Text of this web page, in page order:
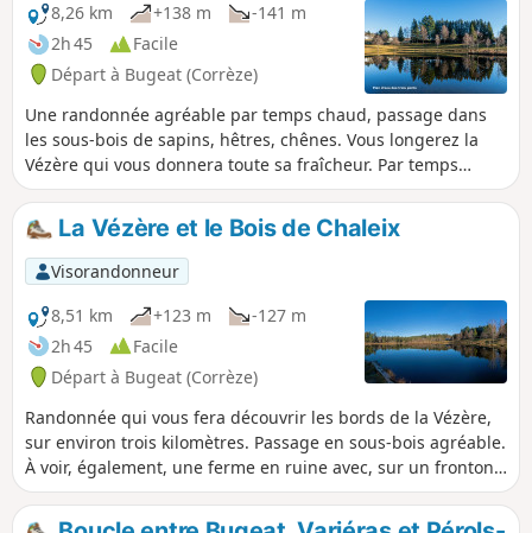
8,26 km
+138 m
-141 m
2h 45
Facile
Départ à Bugeat (Corrèze)
Une randonnée agréable par temps chaud, passage dans
les sous-bois de sapins, hêtres, chênes. Vous longerez la
Vézère qui vous donnera toute sa fraîcheur. Par temps
humide, quelques passages de ruisseaux pouvant être très
boueux le long de la Vézère. Prévoir chaussures de marche
et bâtons.
La Vézère et le Bois de Chaleix
Visorandonneur
8,51 km
+123 m
-127 m
2h 45
Facile
Départ à Bugeat (Corrèze)
Randonnée qui vous fera découvrir les bords de la Vézère,
sur environ trois kilomètres. Passage en sous-bois agréable.
À voir, également, une ferme en ruine avec, sur un fronton,
la date de construction 1886. Randonnée à faire par temps
sec, quelques passages de ruisseaux qui peuvent s'avérer